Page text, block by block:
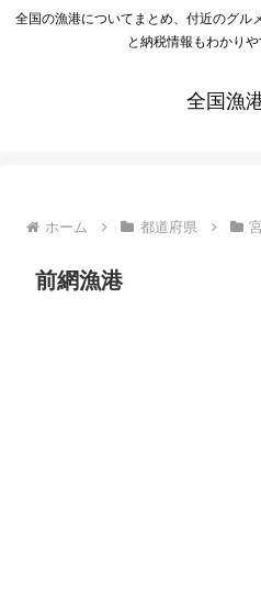
全国の漁港についてまとめ、付近のグル
と納税情報もわかりや
全国漁
ホーム 都道府県
前網漁港